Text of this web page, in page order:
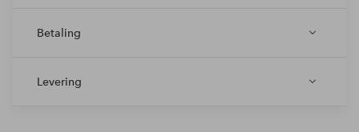
Betaling
Levering